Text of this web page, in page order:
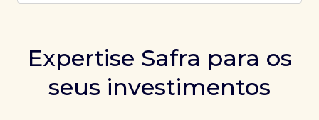
Expertise Safra para os
seus investimentos